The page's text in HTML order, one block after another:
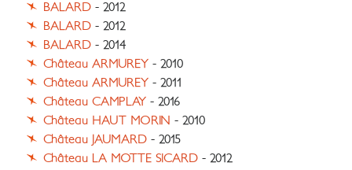
BALARD - 2012
BALARD - 2012
BALARD - 2014
Château ARMUREY - 2010
Château ARMUREY - 2011
Château CAMPLAY - 2016
Château HAUT MORIN - 2010
Château JAUMARD - 2015
Château LA MOTTE SICARD - 2012